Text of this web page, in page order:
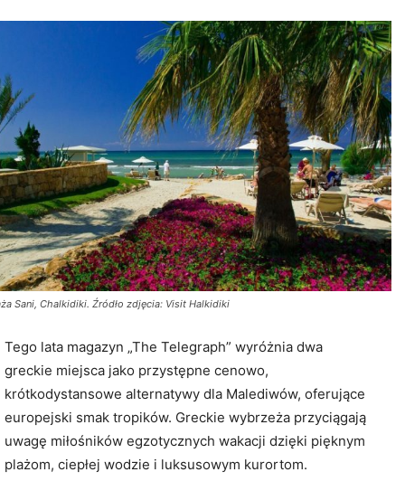
Sani, Chalkidiki. Źródło zdjęcia: Visit Halkidiki
Tego lata magazyn „The Telegraph” wyróżnia dwa
greckie miejsca jako przystępne cenowo,
krótkodystansowe alternatywy dla Malediwów, oferujące
europejski smak tropików. Greckie wybrzeża przyciągają
uwagę miłośników egzotycznych wakacji dzięki pięknym
plażom, ciepłej wodzie i luksusowym kurortom.